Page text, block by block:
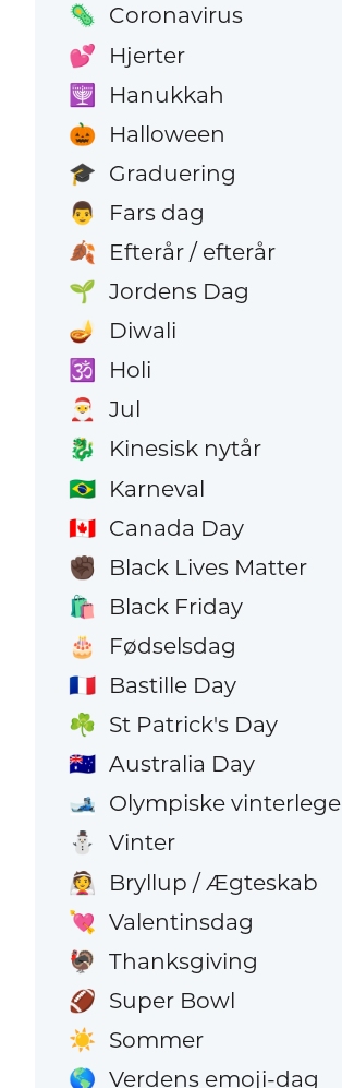
🦠 Coronavirus
💕 Hjerter
🕎 Hanukkah
🎃 Halloween
🎓 Graduering
👨 Fars dag
🍂 Efterår / efterår
🌱 Jordens Dag
🪔 Diwali
🕉️ Holi
🎅 Jul
🐉 Kinesisk nytår
🇧🇷 Karneval
🇨🇦 Canada Day
✊🏿 Black Lives Matter
🛍️ Black Friday
🎂 Fødselsdag
🇫🇷 Bastille Day
☘️ St Patrick's Day
🇦🇺 Australia Day
🎿 Olympiske vinterlege
⛄ Vinter
👰 Bryllup / Ægteskab
💘 Valentinsdag
🦃 Thanksgiving
🏈 Super Bowl
☀️ Sommer
🌎 Verdens emoji-dag